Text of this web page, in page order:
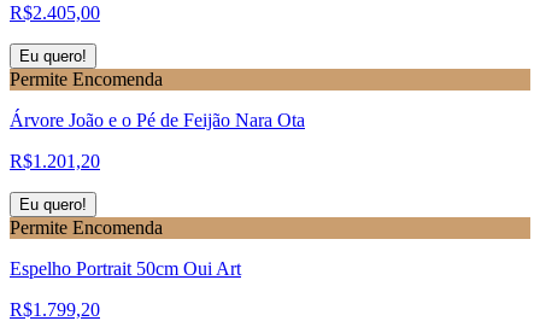
R$2.405,00
Eu quero!
Permite Encomenda
Árvore João e o Pé de Feijão Nara Ota
R$1.201,20
Eu quero!
Permite Encomenda
Espelho Portrait 50cm Oui Art
R$1.799,20